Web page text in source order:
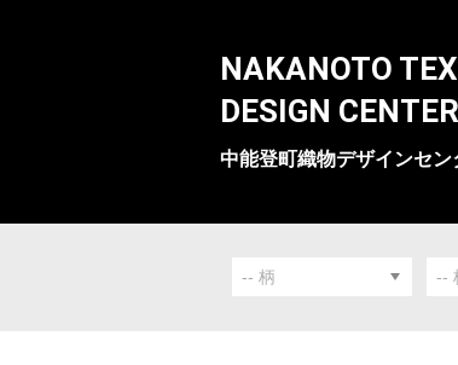
NAKANOTO
DESIGN CENTER
中能登町織物デザインセン